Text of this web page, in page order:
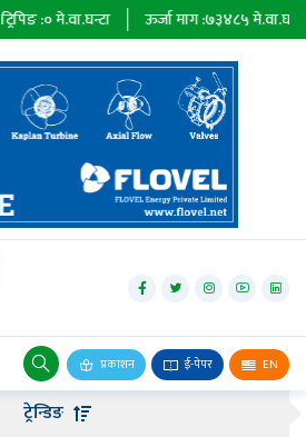
मे.वा.घन्टा ऊर्जा माग :७३४८५मे.वा.घन्टा
प्रकाशन ई-पेपर EN
ट्रेन्डिङ